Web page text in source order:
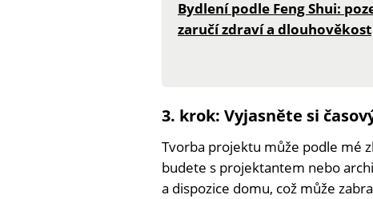
Bydlení podle Feng Shui:
zaručí zdraví a dlouhověkost
3. krok: Vyjasněte si
Tvorba projektu může podle mé
budete s projektantem nebo
a dispozice domu, což může